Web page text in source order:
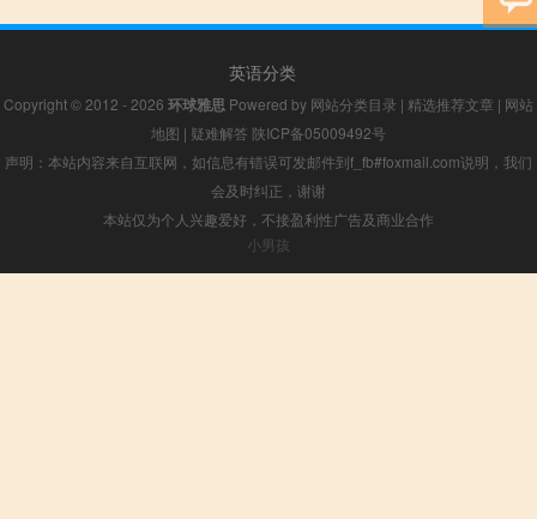
英语分类
Copyright © 2012 - 2026 环球雅思 Powered by 网站分类目录 | 精选推荐文章 | 网站
地图 | 疑难解答 陕ICP备05009492号
声明：本站内容来自互联网，如信息有错误可发邮件到f_fb#foxmail.com说明，我们
会及时纠正，谢谢
本站仅为个人兴趣爱好，不接盈利性广告及商业合作
小男孩